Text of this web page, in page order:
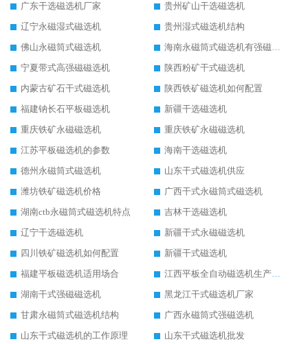
广东干选磁选机厂家
贵州矿山干选磁选机
辽宁永磁湿式磁选机
贵州湿式磁选机结构
佛山永磁筒式磁选机
海南永磁筒式磁选机有强磁的吗
宁夏带式高强磁磁选机
陕西粉矿干式磁选机
内蒙古矿石干式磁选机
陕西铁矿磁选机如何配置
福建钠长石平板磁选机
新疆干选磁选机
重庆铁矿永磁磁选机
重庆铁矿永磁磁选机
江苏平板磁选机的参数
海南干选磁选机
德州永磁筒式磁选机
山东干式磁选机供应
潍坊铁矿磁选机价格
广西干式永磁筒式磁选机
湖南ctb永磁筒式磁选机特点
吉林干选磁选机
辽宁干选磁选机
新疆干式永磁磁选机
四川铁矿磁选机如何配置
新疆干式磁选机
福建平板磁选机适用场合
江西平板全自动磁选机生产厂家
湖南干式强磁磁选机
黑龙江干式磁选机厂家
甘肃永磁筒式磁选机结构
广西永磁筒式强磁选机
山东干式磁选机的工作原理
山东干式磁选机批发